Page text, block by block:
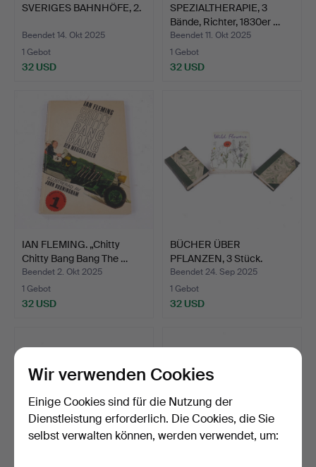
SVERIGES BAHNHÖFE, 2.
Beendet 14. Okt 2025
1 Gebot
32 USD
SPEZIALTHERAPIE, 3
Bände, Richter, 1830er …
Beendet 11. Okt 2025
1 Gebot
32 USD
IAN FLEMING. „Chitty
Chitty Bang Bang The …
Beendet 2. Okt 2025
1 Gebot
32 USD
BÜCHER ÜBER
PFLANZEN, 3 Stück.
Beendet 24. Sep 2025
1 Gebot
32 USD
Wir verwenden Cookies
Einige Cookies sind für die Nutzung der
Dienstleistung erforderlich. Die Cookies, die Sie
selbst verwalten können, werden verwendet, um: